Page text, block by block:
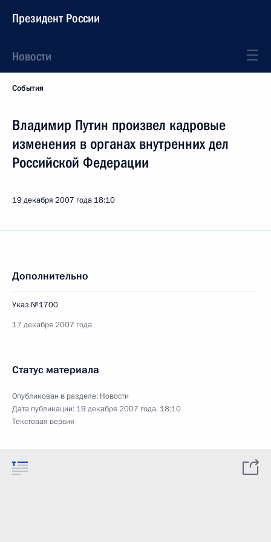
Президент России
Новости
События
Владимир Путин произвел кадровые
изменения в органах внутренних дел
Российской Федерации
19 декабря 2007 года 18:10
Дополнительно
Указ №1700
17 декабря 2007 года
Статус материала
Опубликован в разделе: Новости
Дата публикации: 19 декабря 2007 года, 18:10
Текстовая версия